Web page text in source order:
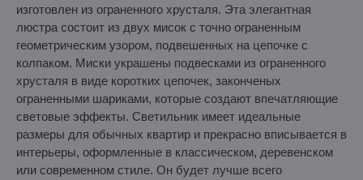
изготовлен из ограненного хрусталя. Эта элегантная
люстра состоит из двух мисок с точно ограненным
геометрическим узором, подвешенных на цепочке с
колпаком. Миски украшены подвесками из ограненного
хрусталя в виде коротких цепочек, законченых
ограненными шариками, которые создают впечатляющие
световые эффекты. Светильник имеет идеальные
размеры для обычных квартир и прекрасно вписывается в
интерьеры, оформленные в классическом, деревенском
или современном стиле. Он будет лучше всего